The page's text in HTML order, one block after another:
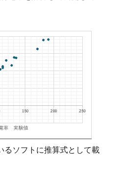
るソフトに推算式として載